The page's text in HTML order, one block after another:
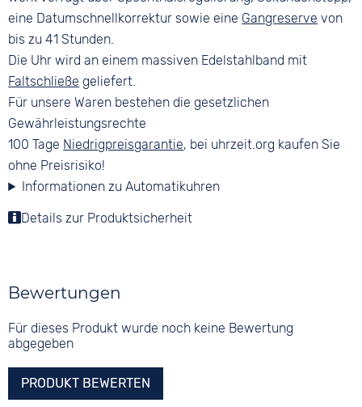
eine Datumschnellkorrektur sowie eine Gangreserve von
bis zu 41 Stunden.
Die Uhr wird an einem massiven Edelstahlband mit
Faltschließe geliefert.
Für unsere Waren bestehen die gesetzlichen
Gewährleistungsrechte
100 Tage Niedrigpreisgarantie, bei uhrzeit.org kaufen Sie
ohne Preisrisiko!
Informationen zu Automatikuhren
Details zur Produktsicherheit
Bewertungen
Für dieses Produkt wurde noch keine Bewertung
abgegeben
PRODUKT BEWERTEN